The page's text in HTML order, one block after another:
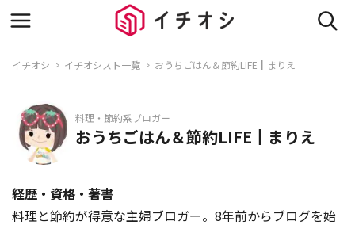
イチオシ イチオシスト一覧 おうちごはん＆節約LIFE┃まりえ
料理・節約系ブロガー
おうちごはん＆節約LIFE┃まりえ
経歴・資格・著書
料理と節約が得意な主婦ブロガー。8年前からブログを始